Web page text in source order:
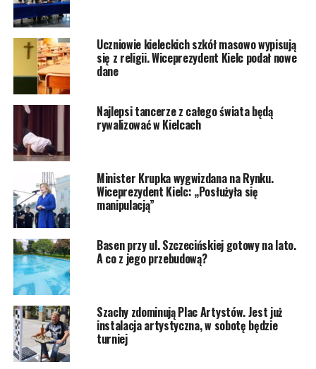
Uczniowie kieleckich szkół masowo wypisują
się z religii. Wiceprezydent Kielc podał nowe
dane
Najlepsi tancerze z całego świata będą
rywalizować w Kielcach
Minister Krupka wygwizdana na Rynku.
Wiceprezydent Kielc: „Posłużyła się
manipulacją”
Basen przy ul. Szczecińskiej gotowy na lato.
A co z jego przebudową?
Szachy zdominują Plac Artystów. Jest już
instalacja artystyczna, w sobotę będzie
turniej